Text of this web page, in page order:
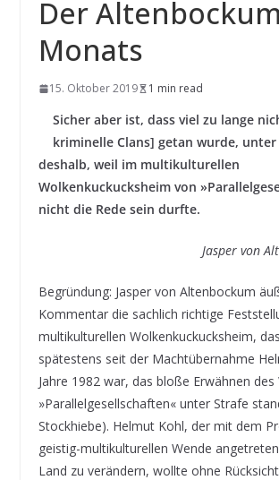
Der
Monats
15. Oktober 2019 1 min read
Sicher aber ist, dass viel zu lange
kriminelle Clans] getan wurde,
deshalb, weil im multikulturellen
Wolkenkuckucksheim von
nicht die Rede sein durfte.
Jasper von
Begründung: Jasper von Altenbockum
Kommentar die sachlich richtige
multikulturellen Wolkenkuckucksheim,
spätestens seit der Machtübernahme
Jahre 1982 war, das bloße Erwähnen des
»Parallelgesellschaften« unter Strafe
Stockhiebe). Helmut Kohl, der mit dem
geistig-multikulturellen Wende
Land zu verändern, wollte ohne